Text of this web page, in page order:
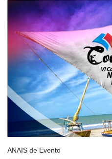
ANAIS de Evento